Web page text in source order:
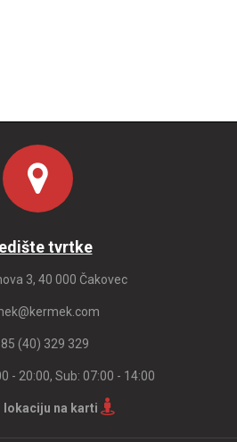
tvrtke
3, 40 000 Čakovec
(40) 329 329
- 20:00, Sub: 07:00 - 14:00
lokaciju na karti